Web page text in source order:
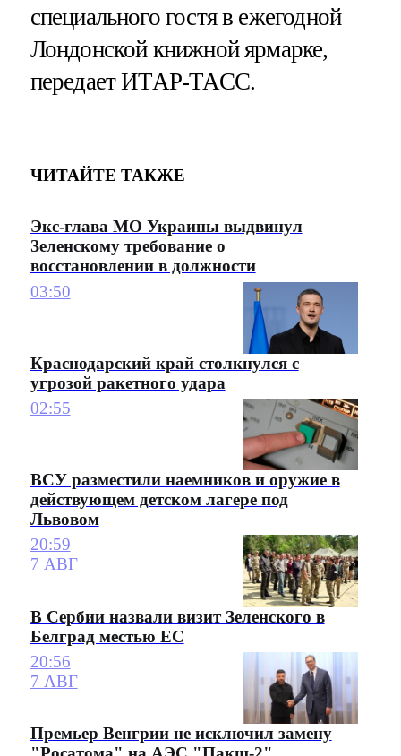
специального гостя в ежегодной
Лондонской книжной ярмарке,
передает ИТАР-ТАСС.
ЧИТАЙТЕ ТАКЖЕ
Экс-глава МО Украины выдвинул
Зеленскому требование о
восстановлении в должности
03:50
Краснодарский край столкнулся с
угрозой ракетного удара
02:55
ВСУ разместили наемников и оружие в
действующем детском лагере под
Львовом
20:59
7 АВГ
В Сербии назвали визит Зеленского в
Белград местью ЕС
20:56
7 АВГ
Премьер Венгрии не исключил замену